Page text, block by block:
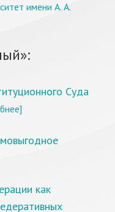
имени А. А.
Суда
как